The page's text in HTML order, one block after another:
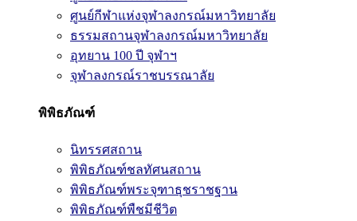
ศูนย์กีฬาแห่งจุฬาลงกรณ์มหาวิทยาลัย
ธรรมสถานจุฬาลงกรณ์มหาวิทยาลัย
อุทยาน 100 ปี จุฬาฯ
จุฬาลงกรณ์ราชบรรณาลัย
พิพิธภัณฑ์
นิทรรศสถาน
พิพิธภัณฑ์ชลทัศนสถาน
พิพิธภัณฑ์พระจุฑาธุชราชฐาน
พิพิธภัณฑ์พืชมีชีวิต